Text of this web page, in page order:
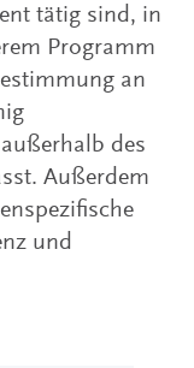
tätig sind, in
Programm
an
des
Außerdem
und